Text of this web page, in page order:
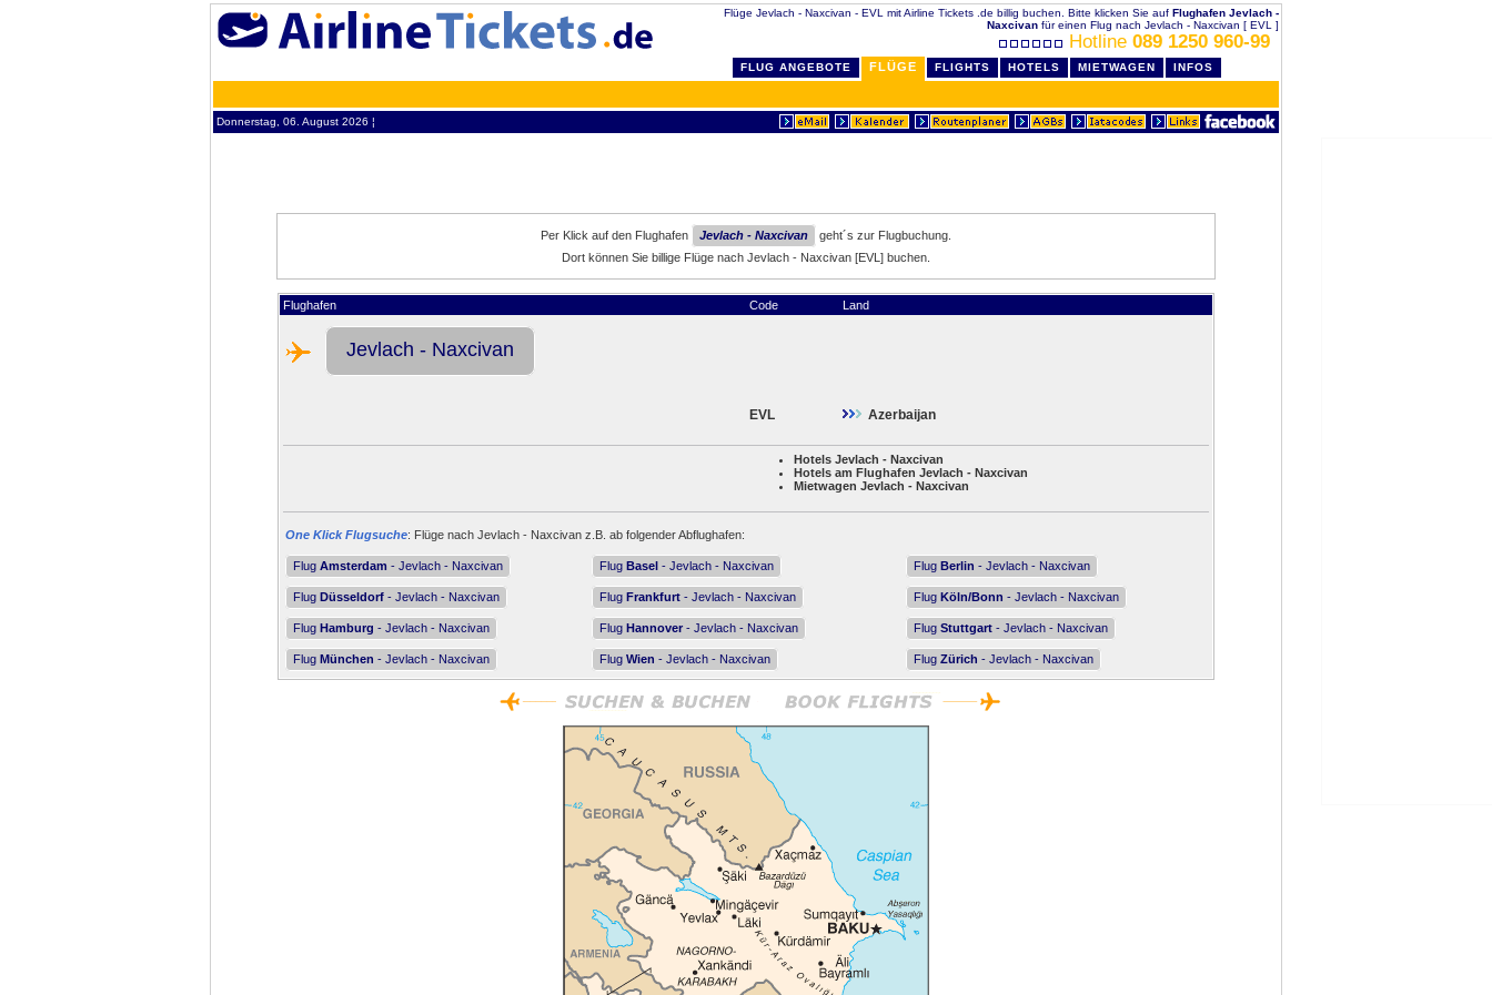
Flüge Jevlach - Naxcivan - EVL mit Airline Tickets .de billig buchen. Bitte klicken Sie auf Flughafen Jevlach -
Naxcivan für einen Flug nach Jevlach - Naxcivan [ EVL ]
Hotline 089 1250 960-99
FLUG ANGEBOTE FLÜGE FLIGHTS HOTELS MIETWAGEN INFOS
Donnerstag, 06. August 2026 ¦
Per Klick auf den Flughafen Jevlach - Naxcivan
geht´s zur Flugbuchung.
Dort können Sie billige Flüge nach Jevlach - Naxcivan [EVL] buchen.
Flughafen Code Land
Jevlach - Naxcivan
EVL Azerbaijan
Hotels Jevlach - Naxcivan
Hotels am Flughafen Jevlach - Naxcivan
Mietwagen Jevlach - Naxcivan
One Klick Flugsuche: Flüge nach Jevlach - Naxcivan z.B. ab folgender Abflughafen:
Flug Amsterdam - Jevlach - Naxcivan Flug Basel - Jevlach - Naxcivan Flug Berlin - Jevlach - Naxcivan
Flug Düsseldorf - Jevlach - Naxcivan Flug Frankfurt - Jevlach - Naxcivan Flug Köln/Bonn - Jevlach - Naxcivan
Flug Hamburg - Jevlach - Naxcivan Flug Hannover - Jevlach - Naxcivan Flug Stuttgart - Jevlach - Naxcivan
Flug München - Jevlach - Naxcivan Flug Wien - Jevlach - Naxcivan Flug Zürich - Jevlach - Naxcivan